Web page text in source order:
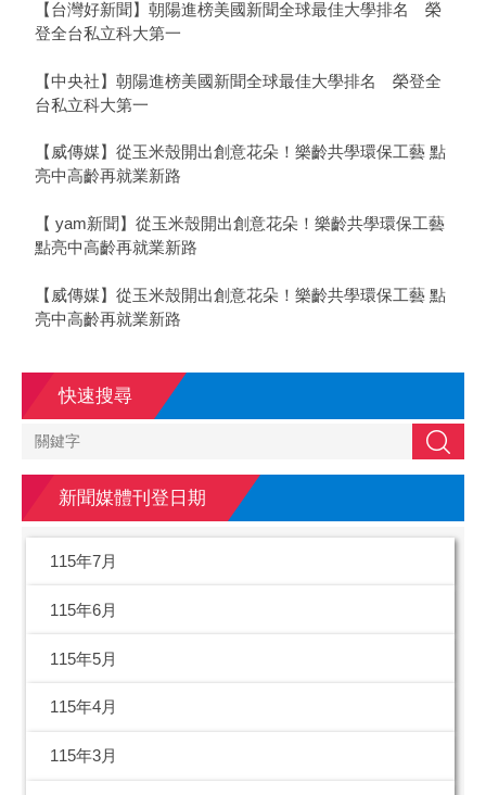
【台灣好新聞】朝陽進榜美國新聞全球最佳大學排名 榮
登全台私立科大第一
【中央社】朝陽進榜美國新聞全球最佳大學排名 榮登全
台私立科大第一
【威傳媒】從玉米殼開出創意花朵！樂齡共學環保工藝 點
亮中高齡再就業新路
【 yam新聞】從玉米殼開出創意花朵！樂齡共學環保工藝
點亮中高齡再就業新路
【威傳媒】從玉米殼開出創意花朵！樂齡共學環保工藝 點
亮中高齡再就業新路
快速搜尋
搜尋
新聞媒體刊登日期
115年7月
115年6月
115年5月
115年4月
115年3月